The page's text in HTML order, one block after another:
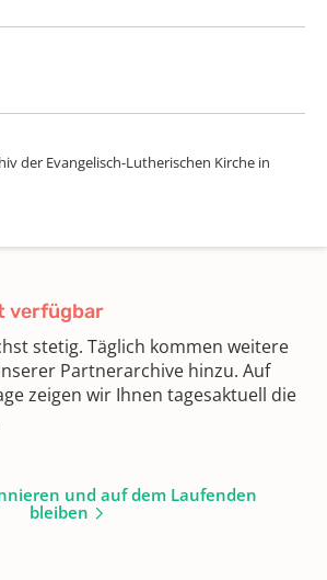
der Evangelisch-Lutherischen Kirche in
verfügbar
stetig. Täglich kommen weitere
Partnerarchive hinzu. Auf
zeigen wir Ihnen tagesaktuell die
und auf dem Laufenden
bleiben